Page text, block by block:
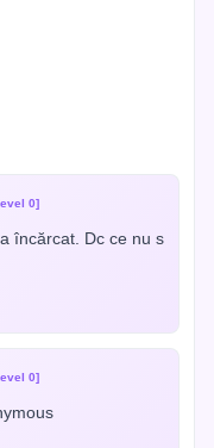
0]
încărcat. Dc ce nu s
0]